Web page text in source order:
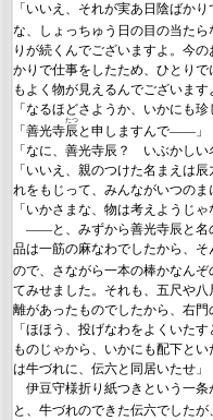
「いいえ、それが実あ日陰ばか
な、しょっちゅう日の目の当た
りが続くんでございますよ。今
かりで仕事をしたため、ひとり
もよく物が見えるんでございま
「なるほどさようか、いかにも
「善光寺辰
たつ
と申しますんで――」
「なに、善光寺辰？ いぶかしい
「いいえ、親のつけた名まえは
れをもじって、みんながいつのま
「いかさまな、物は考えようじ
――と、みずから善光寺辰と名
品は一筋の麻なわでしたから、
ので、さながら一本の棒かなん
てみせました。それも、五尺や
離があったものでしたから、右門
「ほほう、投げなわをよくいた
ものじゃから、いかにも配下と
は牛づれに、伝六と同居いたせ」
伊豆守様折り紙つきという一条
と、牛づれのできた伝六でした